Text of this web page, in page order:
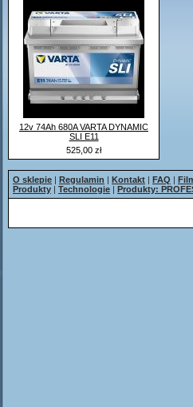
12v 74Ah 680A VARTA DYNAMIC
SLI E11
525,00 zł
O sklepie | Regulamin | Kontakt | FAQ |
Produkty | Technologie | Produkty: